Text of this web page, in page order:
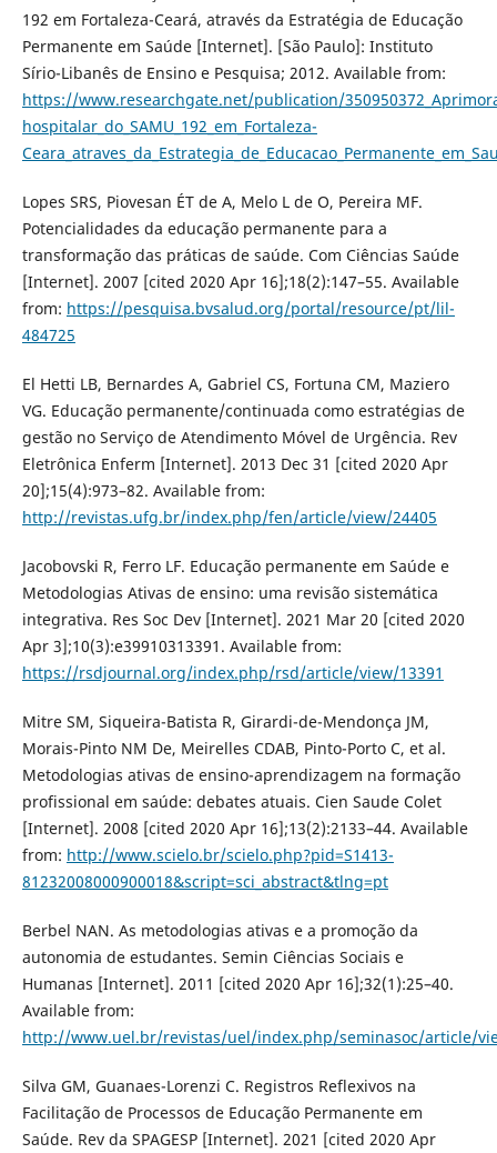
192 em Fortaleza-Ceará, através da Estratégia de Educação
Permanente em Saúde [Internet]. [São Paulo]: Instituto
Sírio-Libanês de Ensino e Pesquisa; 2012. Available from:
https://www.researchgate.net/publication/
hospitalar_do_SAMU_192_em_Fortaleza-
Lopes SRS, Piovesan ÉT de A, Melo L de O, Pereira MF.
Potencialidades da educação permanente para a
transformação das práticas de saúde. Com Ciências Saúde
[Internet]. 2007 [cited 2020 Apr 16];18(2):147–55. Available
from: https://pesquisa.bvsalud.org/portal/resource/pt/lil-
484725
El Hetti LB, Bernardes A, Gabriel CS, Fortuna CM, Maziero
VG. Educação permanente/continuada como estratégias de
gestão no Serviço de Atendimento Móvel de Urgência. Rev
Eletrônica Enferm [Internet]. 2013 Dec 31 [cited 2020 Apr
20];15(4):973–82. Available from:
http://revistas.ufg.br/index.php/fen/article/view/24405
Jacobovski R, Ferro LF. Educação permanente em Saúde e
Metodologias Ativas de ensino: uma revisão sistemática
integrativa. Res Soc Dev [Internet]. 2021 Mar 20 [cited 2020
Apr 3];10(3):e39910313391. Available from:
https://rsdjournal.org/index.php/rsd/article/view/13391
Mitre SM, Siqueira-Batista R, Girardi-de-Mendonça JM,
Morais-Pinto NM De, Meirelles CDAB, Pinto-Porto C, et al.
Metodologias ativas de ensino-aprendizagem na formação
profissional em saúde: debates atuais. Cien Saude Colet
[Internet]. 2008 [cited 2020 Apr 16];13(2):2133–44. Available
from: http://www.scielo.br/scielo.php?pid=S1413-
81232008000900018&script=sci_abstract&tlng=pt
Berbel NAN. As metodologias ativas e a promoção da
autonomia de estudantes. Semin Ciências Sociais e
Humanas [Internet]. 2011 [cited 2020 Apr 16];32(1):25–40.
Available from:
http://www.uel.br/revistas/uel/index.php/seminasoc/article/
Silva GM, Guanaes-Lorenzi C. Registros Reflexivos na
Facilitação de Processos de Educação Permanente em
Saúde. Rev da SPAGESP [Internet]. 2021 [cited 2020 Apr